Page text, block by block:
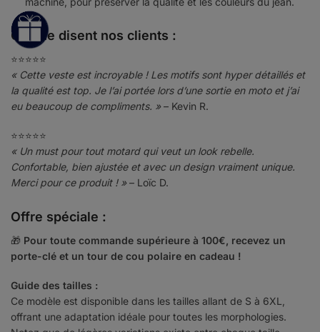
Ce que disent nos clients :
⭐️⭐️⭐️⭐️⭐️
« Cette veste est incroyable ! Les motifs sont hyper détaillés et
la qualité est top. Je l’ai portée lors d’une sortie en moto et j’ai
eu beaucoup de compliments. »– Kevin R.
⭐️⭐️⭐️⭐️⭐️
« Un must pour tout motard qui veut un look rebelle.
Confortable, bien ajustée et avec un design vraiment unique.
Merci pour ce produit ! »– Loïc D.
Offre spéciale :
🎁 Pour toute commande supérieure à 100€, recevez un
porte-clé et un tour de cou polaire en cadeau !
Guide des tailles :
Ce modèle est disponible dans les tailles allant de S à 6XL,
offrant une adaptation idéale pour toutes les morphologies.